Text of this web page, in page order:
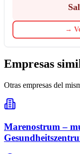
→
Empresas
Otras empresas del
Marenostrum –